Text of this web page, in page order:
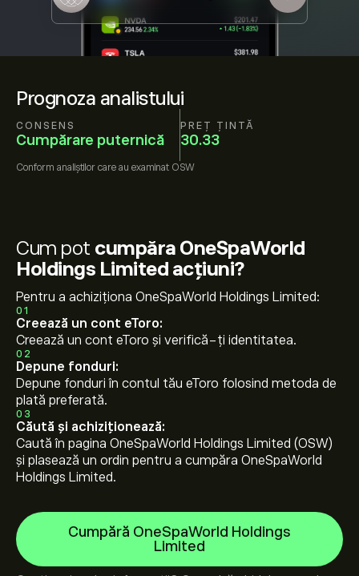
Prognoza analistului
CONSENS
Cumpărare puternică
PREȚ ȚINTĂ
30.33
Conform analiștilor care au examinat OSW
Cum pot cumpăra OneSpaWorld
Holdings Limited acțiuni?
Pentru a achiziționa OneSpaWorld Holdings Limited:
01
Creează un cont eToro:
Creează un cont eToro și verifică-ți identitatea.
02
Depune fonduri:
Depune fonduri în contul tău eToro folosind metoda de
plată preferată.
03
Căută și achiziționează:
Caută în pagina OneSpaWorld Holdings Limited (OSW)
și plasează un ordin pentru a cumpăra OneSpaWorld
Holdings Limited.
Cumpără OneSpaWorld Holdings
Limited